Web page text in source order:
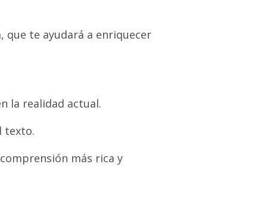
que te ayudará a enriquecer
la realidad actual.
texto.
más rica y